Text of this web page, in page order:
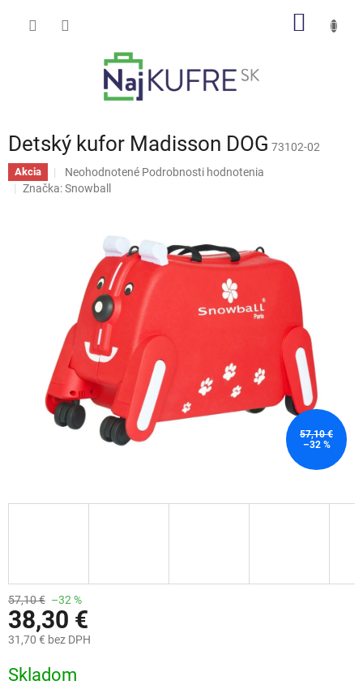
Detský kufor Madisson DOG 73102-02
Akcia
Priemerné
hodnotenie
hviezdičiek.
Neohodnotené Podrobnosti hodnotenia
Značka:Snowball
57,10 €
–32 %
57,10 € –32 %
38,30 €
31,70 € bez DPH
cena:
Skladom